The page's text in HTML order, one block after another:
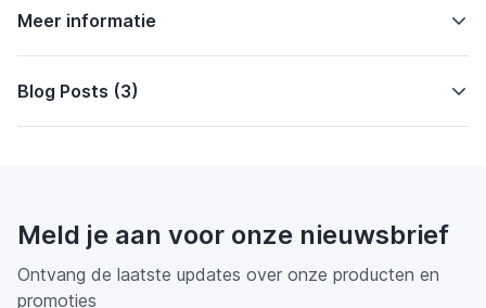
Meer informatie
Blog Posts (3)
Meld je aan voor onze nieuwsbrief
Ontvang de laatste updates over onze producten en
promoties